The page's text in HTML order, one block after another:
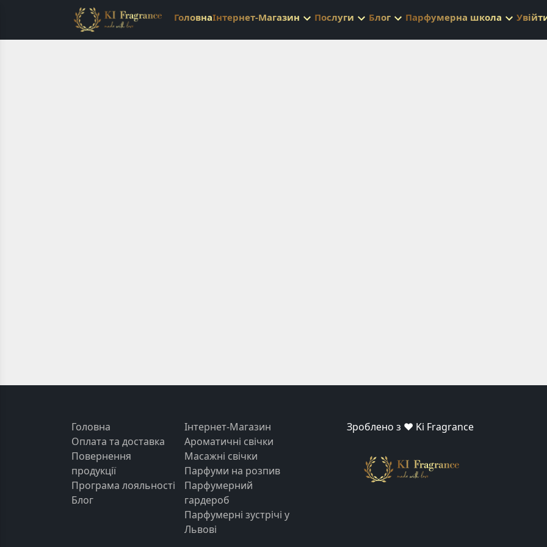
ГоловнаІнтернет-Магазин Послуги Блог Парфумерна школа
Головна
Оплата та доставка
Повернення
продукції
Програма лояльності
Блог
Інтернет-Магазин
Ароматичні свічки
Масажні свічки
Парфуми на розпив
Парфумерний
гардероб
Парфумерні зустрічі у
Львові
Зроблено з ❤️ Ki Fragrance